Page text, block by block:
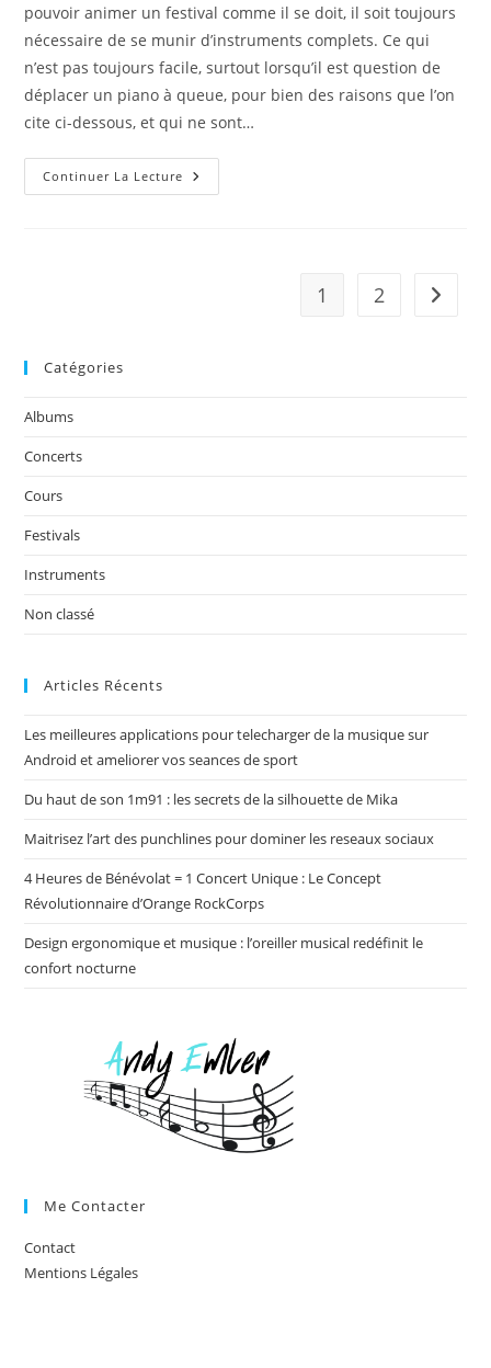
pouvoir animer un festival comme il se doit, il soit toujours
nécessaire de se munir d’instruments complets. Ce qui
n’est pas toujours facile, surtout lorsqu’il est question de
déplacer un piano à queue, pour bien des raisons que l’on
cite ci-dessous, et qui ne sont…
Continuer La Lecture Transporter
Facilement
1 2 Aller à
Catégories
Albums
Concerts
Cours
Festivals
Instruments
Non classé
Articles Récents
Les meilleures applications pour telecharger de la musique sur
Android et ameliorer vos seances de sport
Du haut de son 1m91 : les secrets de la silhouette de Mika
Maitrisez l’art des punchlines pour dominer les reseaux sociaux
4 Heures de Bénévolat = 1 Concert Unique : Le Concept
Révolutionnaire d’Orange RockCorps
Design ergonomique et musique : l’oreiller musical redéfinit le
confort nocturne
Me Contacter
Contact
Mentions Légales